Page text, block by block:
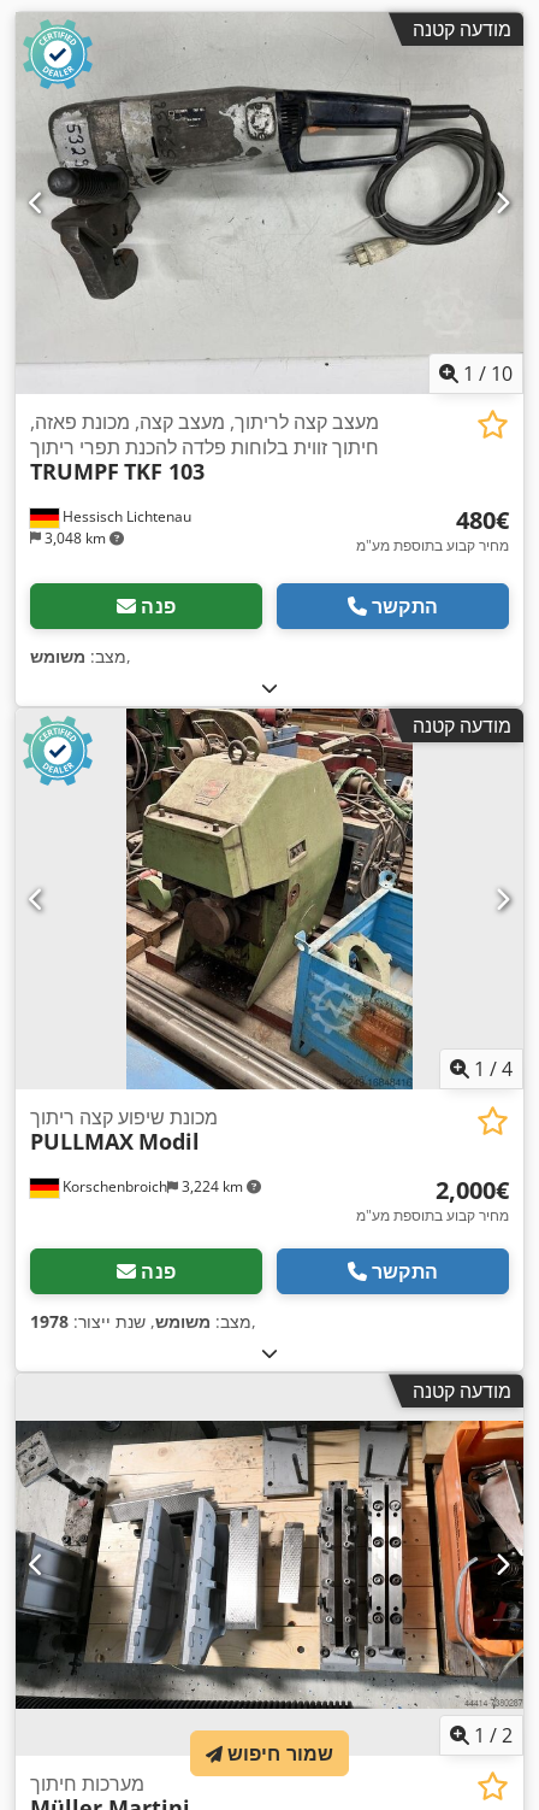
מודעה קטנה
1 / 10
Hessisch Lichtenau
3,048 km
מעצב קצה לריתוך, מעצב קצה, מכונת פאזה,
חיתוך זווית בלוחות פלדה להכנת תפרי ריתוך
TRUMPF TKF 103
‏480 ‏€
מחיר קבוע בתוספת מע"מ
פנה התקשר
מצב: משומש ,
מודעה קטנה
1 /4
Korschenbroich 3,224 km
מכונת שיפוע קצה ריתוך
PULLMAX Modil
‏2,000 ‏€
מחיר קבוע בתוספת מע"מ
פנה התקשר
מצב: משומש, שנת ייצור: 1978 ,
מודעה קטנה
1 /2
מערכות חיתוך
שמור חיפוש